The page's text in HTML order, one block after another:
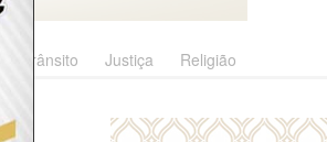
Trânsito Justiça Religião